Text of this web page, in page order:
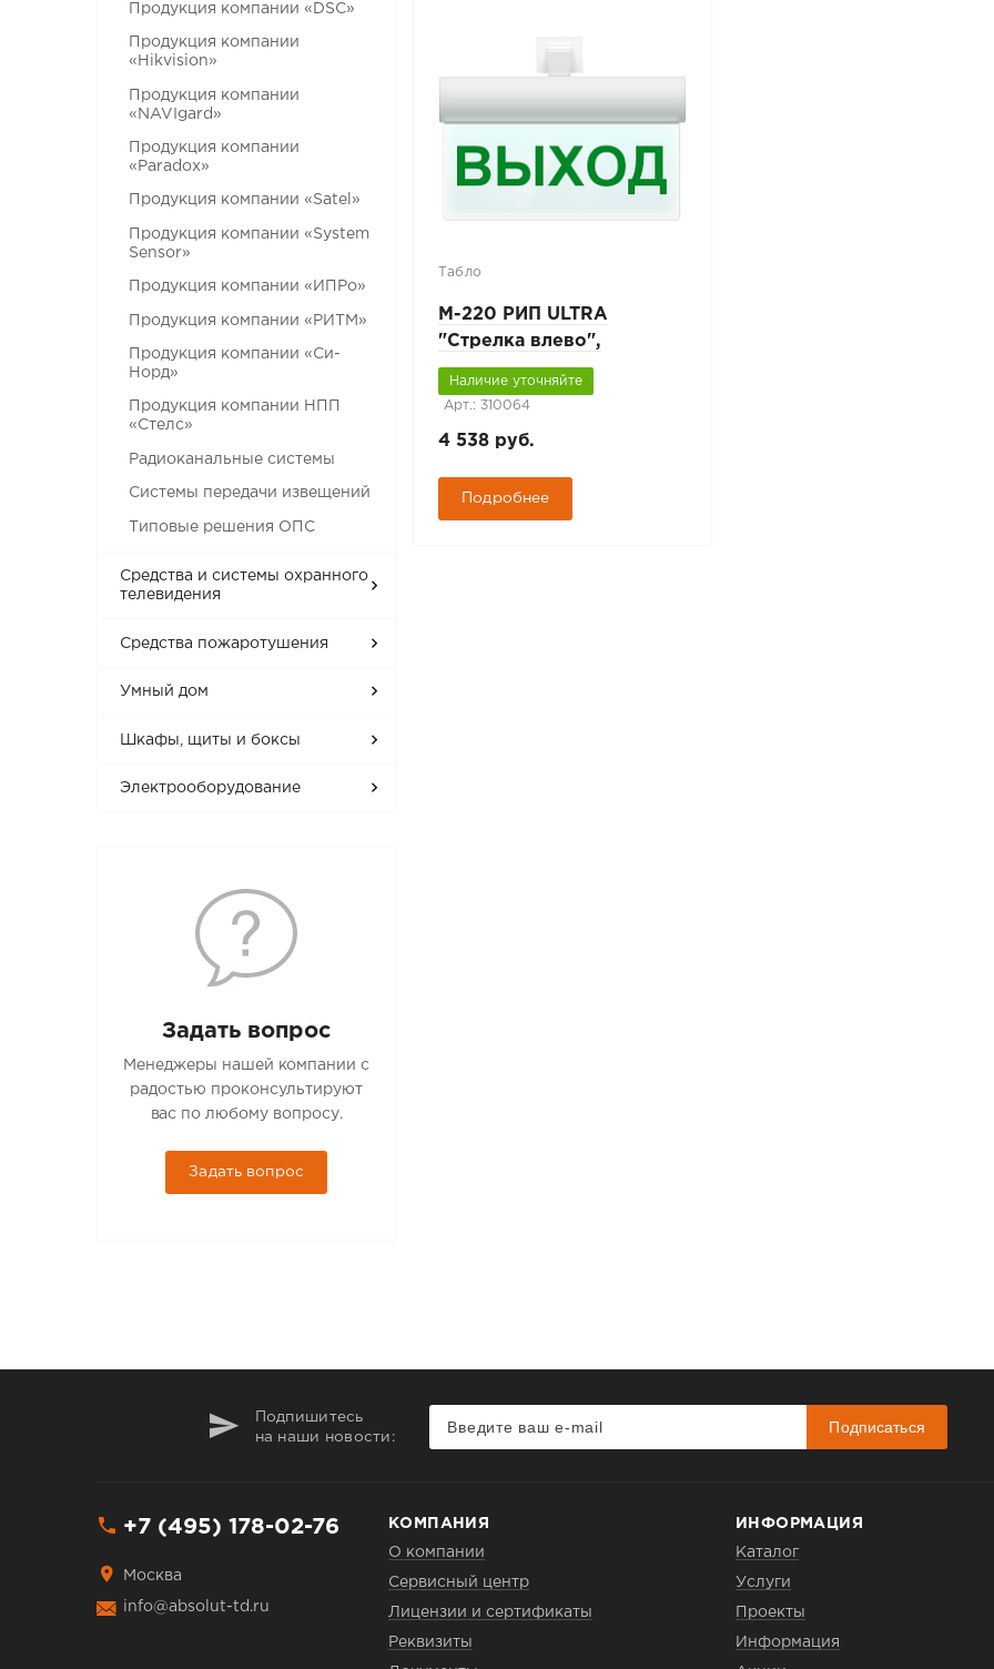
Продукция компании «DSC»
Продукция компании
«Hikvision»
Продукция компании
«NAVIgard»
Продукция компании
«Paradox»
Продукция компании «Satel»
Продукция компании «System
Sensor»
Продукция компании «ИПРо»
Продукция компании «РИТМ»
Продукция компании «Си-
Норд»
Продукция компании НПП
«Стелс»
Радиоканальные системы
Системы передачи извещений
Типовые решения ОПС
Средства и системы охранного
телевидения
Средства пожаротушения
Умный дом
Шкафы, щиты и боксы
Электрооборудование
Задать вопрос
Менеджеры нашей компании с
радостью проконсультируют
вас по любому вопросу.
Задать вопрос
Табло
М-220 РИП ULTRA
"Стрелка влево",
универсальное
крепление
Наличие уточняйте
Арт.: 310064
4 538 руб.
Подробнее
Подпишитесь
на наши новости:
Подписаться
+7 (495) 178-02-76
Москва
info@absolut-td.ru
КОМПАНИЯ
О компании
Сервисный центр
Лицензии и сертификаты
Реквизиты
ИНФОРМАЦИЯ
Каталог
Услуги
Проекты
Информация